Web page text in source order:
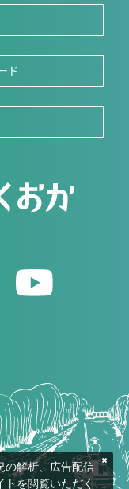
ド
の解析、広告配信
トを閲覧いただく